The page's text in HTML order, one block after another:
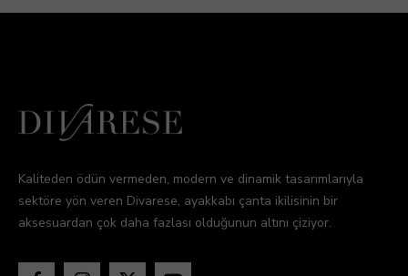
Kaliteden ödün vermeden, modern ve dinamik tasarımlarıyla
sektöre yön veren Divarese, ayakkabı çanta ikilisinin bir
aksesuardan çok daha fazlası olduğunun altını çiziyor.